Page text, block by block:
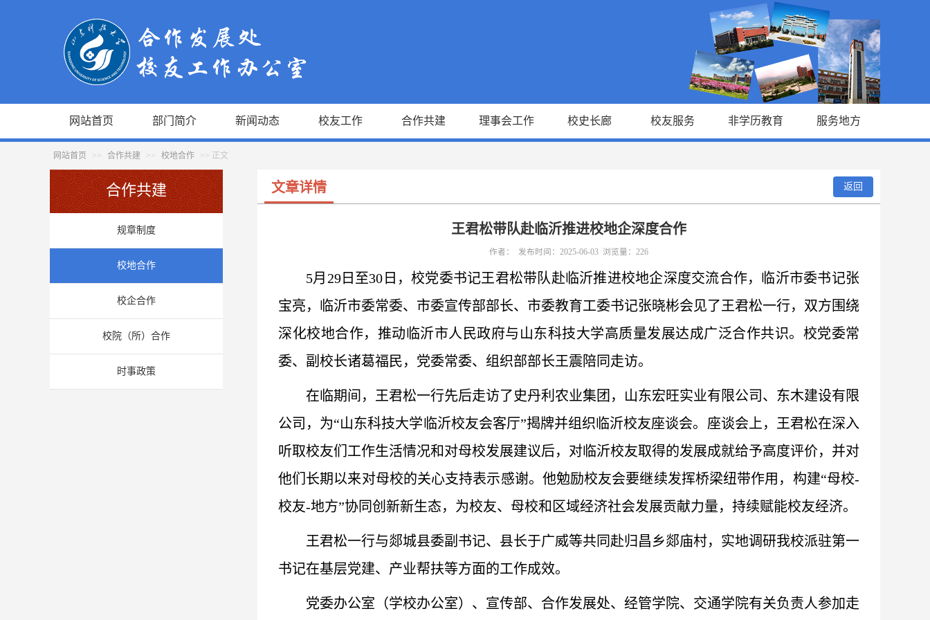
网站首页 部门简介 新闻动态 校友工作 合作共建 理事会工作 校史长廊 校友服务 非学历教育 服务地方
网站首页 >> 合作共建 >> 校地合作 >> 正文
合作共建
规章制度
校地合作
校企合作
校院（所）合作
时事政策
文章详情 返回
王君松带队赴临沂推进校地企深度合作
作者： 发布时间：2025-06-03 浏览量： 226
5月29日至30日，校党委书记王君松带队赴临沂推进校地企深度交流合作，临沂市委书记张
宝亮，临沂市委常委、市委宣传部部长、市委教育工委书记张晓彬会见了王君松一行，双方围绕
深化校地合作，推动临沂市人民政府与山东科技大学高质量发展达成广泛合作共识。校党委常
委、副校长诸葛福民，党委常委、组织部部长王震陪同走访。
在临期间，王君松一行先后走访了史丹利农业集团，山东宏旺实业有限公司、东木建设有限
公司，为“山东科技大学临沂校友会客厅”揭牌并组织临沂校友座谈会。座谈会上，王君松在深入
听取校友们工作生活情况和对母校发展建议后，对临沂校友取得的发展成就给予高度评价，并对
他们长期以来对母校的关心支持表示感谢。他勉励校友会要继续发挥桥梁纽带作用，构建“母校-
校友-地方”协同创新新生态，为校友、母校和区域经济社会发展贡献力量，持续赋能校友经济。
王君松一行与郯城县委副书记、县长于广威等共同赴归昌乡郯庙村，实地调研我校派驻第一
书记在基层党建、产业帮扶等方面的工作成效。
党委办公室（学校办公室）、宣传部、合作发展处、经管学院、交通学院有关负责人参加走